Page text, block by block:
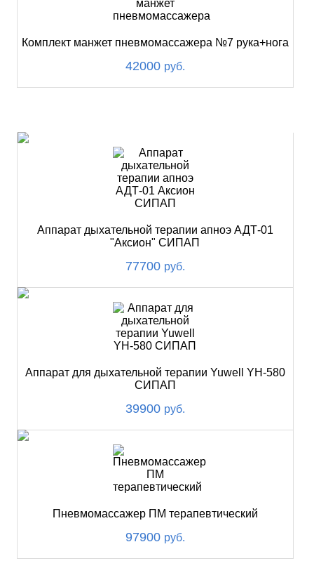
Комплект манжет пневмомассажера №7 рука+нога
42000 руб.
Аппарат дыхательной терапии апноэ АДТ-01
"Аксион" СИПАП
77700 руб.
Аппарат для дыхательной терапии Yuwell YH-580
СИПАП
39900 руб.
Пневмомассажер ПМ терапевтический
97900 руб.